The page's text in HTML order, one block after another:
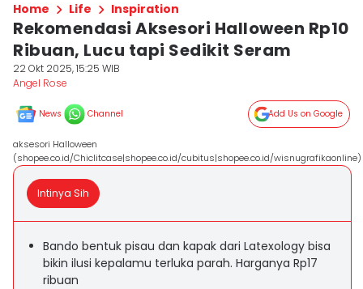
Home Life Inspiration
Rekomendasi Aksesori Halloween Rp10
Ribuan, Lucu tapi Sedikit Seram
22 Okt 2025, 15:25 WIB
Angel Rose
News Channel Add Us on Google
aksesori Halloween
(shopee.co.id/Chiclitcase|shopee.co.id/cubitus|shopee.co.id/wisnugrafikaonline)
Intinya Sih
Bando bentuk pisau dan kapak dari Latexology bisa
bikin ilusi kepalamu terluka parah. Harganya Rp17
ribuan